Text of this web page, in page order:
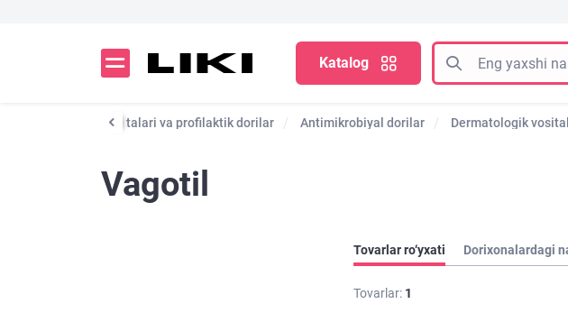
Katalog
Dori vositalari va profilaktik dorilar Antimikrobiyal dorilar Dermatologik
Vagotil
Tovarlar ro‘yxati Dorixonalardagi
Tovarlar: 1